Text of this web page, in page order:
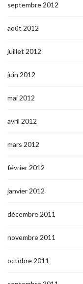
septembre 2012
août 2012
juillet 2012
juin 2012
mai 2012
avril 2012
mars 2012
février 2012
janvier 2012
décembre 2011
novembre 2011
octobre 2011